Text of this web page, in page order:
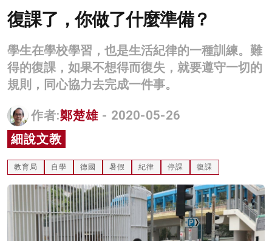
生活
商業
科技
影片
名家榜
灼見活動
關於我們
復課了，你做了什麼準備？
學生在學校學習，也是生活紀律的一種訓練。難
得的復課，如果不想得而復失，就要遵守一切的
規則，同心協力去完成一件事。
作者:鄭楚雄 - 2020-05-26
細說文教
教育局 自學 德國 暑假 紀律 停課 復課